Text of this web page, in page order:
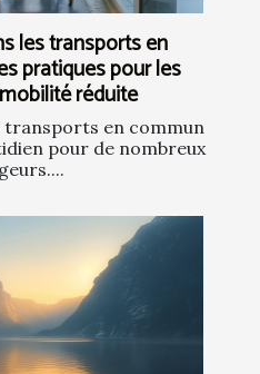
les transports en
pratiques pour les
réduite
transports en commun
pour de nombreux